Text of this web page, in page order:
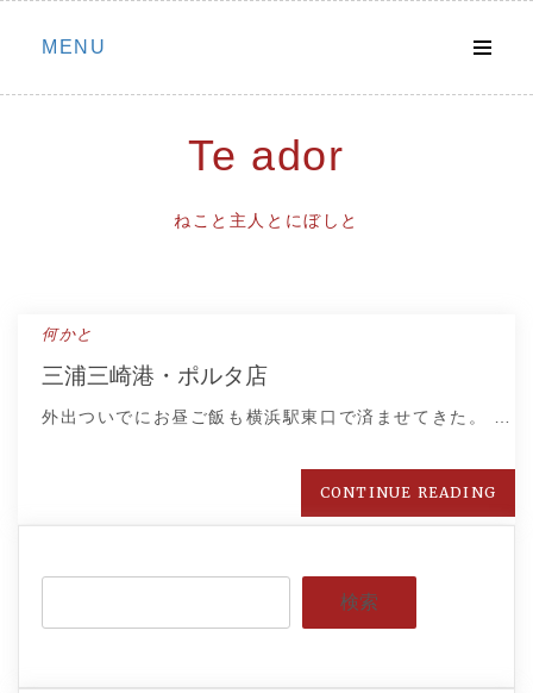
Skip
MENU
Te ador
ねこと主人とにぼしと
何かと
三浦三崎港・ポルタ店
外出ついでにお昼ご飯も横浜駅東口で済ませてきた。 …
CONTINUE READING
検索